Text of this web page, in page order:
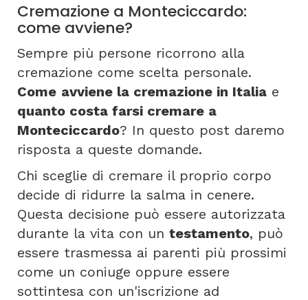
Cremazione a Monteciccardo:
come avviene?
Sempre più persone ricorrono alla
cremazione come scelta personale.
Come avviene la cremazione in Italia e
quanto costa farsi cremare a
Monteciccardo? In questo post daremo
risposta a queste domande.
Chi sceglie di cremare il proprio corpo
decide di ridurre la salma in cenere.
Questa decisione può essere autorizzata
durante la vita con un testamento, può
essere trasmessa ai parenti più prossimi
come un coniuge oppure essere
sottintesa con un'iscrizione ad